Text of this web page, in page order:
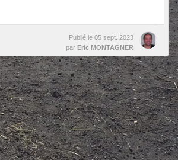
Publié le 05 sept. 2023
par Eric MONTAGNER